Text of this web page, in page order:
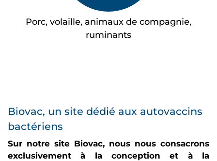
Porc, volaille, animaux de compagnie,
ruminants
Biovac, un site dédié aux autovaccins
bactériens
Sur notre site Biovac, nous nous consacrons
exclusivement à la conception et à la